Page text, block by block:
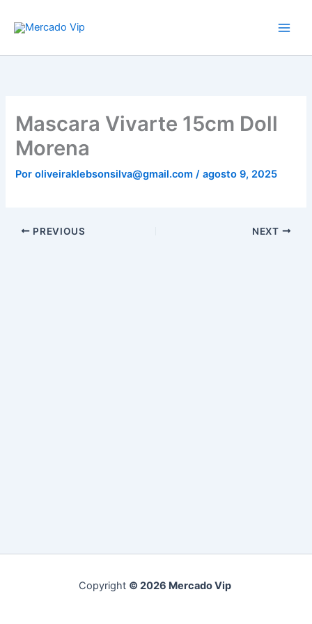
para
conteúdo
Mascara Vivarte 15cm Doll
Morena
Poroliveiraklebsonsilva@gmail.com/agosto 9, 2025
PREVIOUS NEXT
Copyright © 2026 Mercado Vip